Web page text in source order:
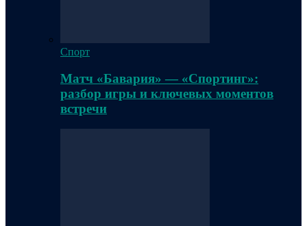
Спорт
Матч «Бавария» — «Спортинг»:
разбор игры и ключевых моментов
встречи